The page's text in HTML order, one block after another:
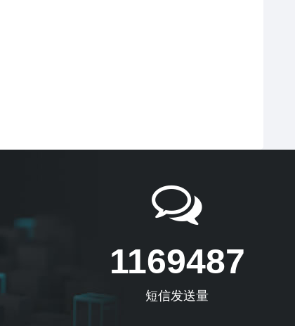
1169487
短信发送量